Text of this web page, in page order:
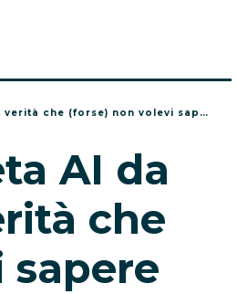
che (forse) non volevi sapere
AI da
che
sapere